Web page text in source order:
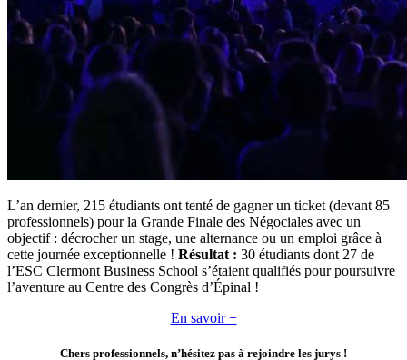
L’an dernier, 215 étudiants ont tenté de gagner un ticket (devant 85
professionnels) pour la Grande Finale des Négociales avec un
objectif : décrocher un stage, une alternance ou un emploi grâce à
cette journée exceptionnelle ! Résultat : 30 étudiants dont 27 de
l’ESC Clermont Business School s’étaient qualifiés pour poursuivre
l’aventure au Centre des Congrès d’Épinal !
En savoir +
Chers professionnels, n’hésitez pas à rejoindre les jurys !